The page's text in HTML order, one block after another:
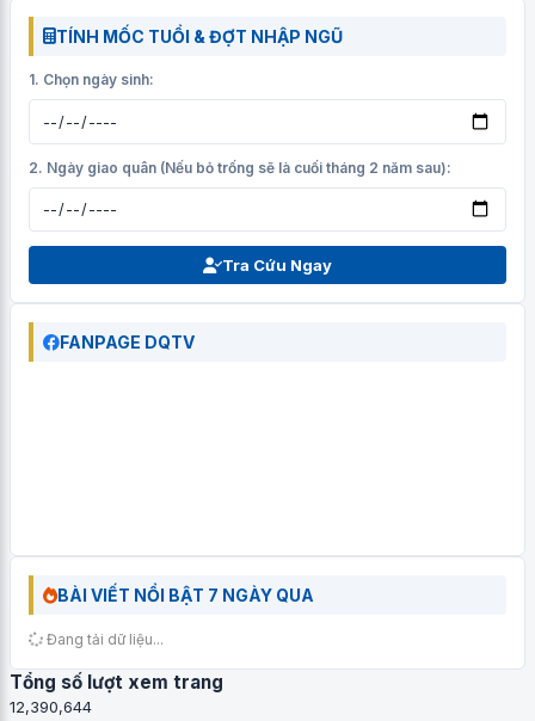
TÍNH MỐC TUỔI & ĐỢT NHẬP NGŨ
1. Chọn ngày sinh:
2. Ngày giao quân (Nếu bỏ trống sẽ là cuối tháng 2 năm sau):
Tra Cứu Ngay
FANPAGE DQTV
BÀI VIẾT NỔI BẬT 7 NGÀY QUA
Đang tải dữ liệu...
Tổng số lượt xem trang
12,390,644